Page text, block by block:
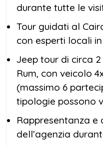
durante tutte le
Tour guidati al
con esperti locali
Jeep tour di circa
Rum, con veicolo
(massimo 6
tipologie possono
Rappresentanza e
dell’agenzia